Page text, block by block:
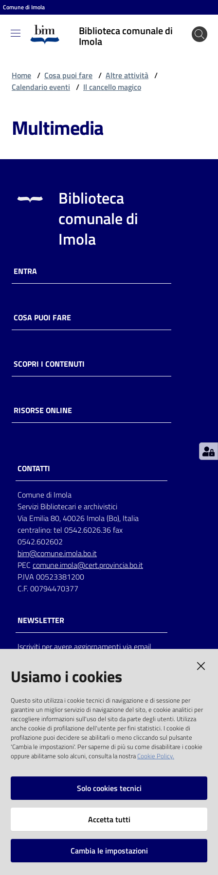
Vai al contenuto
Vai alla navigazione
Vai al footer
Comune di Imola
Biblioteca comunale di
Imola
Biblioteca
comunale
puoi
Risorse
online
Casa
Piani
storico
per
lettura
Seguici
su
Catalogo
on line
Eventi
Chiedi al
bibliotecario
Home / Cosa puoi fare / Altre attività /
Calendario eventi / Il cancello magico
Multimedia
Biblioteca
comunale di
Imola
ENTRA
COSA PUOI FARE
SCOPRI I CONTENUTI
RISORSE ONLINE
CONTATTI
Comune di Imola
Servizi Bibliotecari e archivistici
Via Emilia 80, 40026 Imola (Bo), Italia
centralino: tel 0542.6026.36 fax
0542.602602
bim@comune.imola.bo.it
PEC comune.imola@cert.provincia.bo.it
P.IVA 00523381200
C.F. 00794470377
NEWSLETTER
Iscriviti per avere aggiornamenti via email
solo alle condizioni previste dalla direttiva
comunitaria 2003/98/CE e dal d.lgs. 36/2006
SOCIAL
Instagram
Vai alla pagina
Mappa del sito
Usiamo i cookies
Questo sito utilizza i cookie tecnici di navigazione e di sessione per
garantire un miglior servizio di navigazione del sito, e cookie analitici per
raccogliere informazioni sull'uso del sito da parte degli utenti. Utilizza
anche cookie di profilazione dell'utente per fini statistici. I cookie di
profilazione puoi decidere se abilitarli o meno cliccando sul pulsante
'Cambia le impostazioni'. Per saperne di più su come disabilitare i cookie
oppure abilitarne solo alcuni, consulta la nostraCookie Policy.
Solo cookies tecnici
Accetta tutti
Cambia le impostazioni